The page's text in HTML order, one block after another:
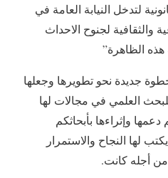
لتدخل النيابة العامة في
والثقافية لجنوح الاحداث
الظاهرة”
جديدة نحو تطويرها وجعلها
للبحث العلمي في مجالات لها
وإثراءها بأبحاثكم
لها النجاح والاستمرار
من أجله كانت.